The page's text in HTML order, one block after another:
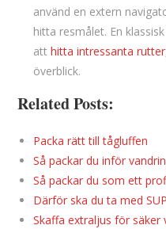
använd en extern
hitta resmålet. En
atthitta intressanta rutter
överblick.
Related Posts:
Packa rätt till tågluffen
Så packar du inför
Så packar du som ett
Därför ska du ta med
Skaffa extraljus för säker